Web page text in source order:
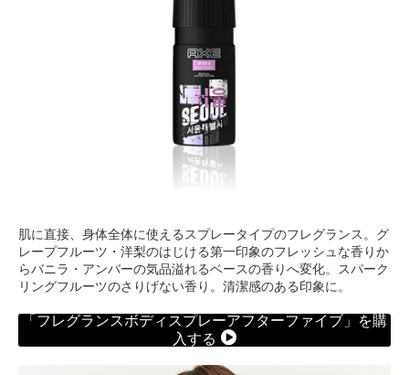
肌に直接、身体全体に使えるスプレータイプのフレグランス。グ
レープフルーツ・洋梨のはじける第一印象のフレッシュな香りか
らバニラ・アンバーの気品溢れるベースの香りへ変化。スパーク
リングフルーツのさりげない香り。清潔感のある印象に。
「フレグランスボディスプレーアフターファイブ」を購
入する